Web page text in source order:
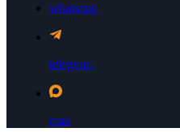
whatsapp
telegram
max